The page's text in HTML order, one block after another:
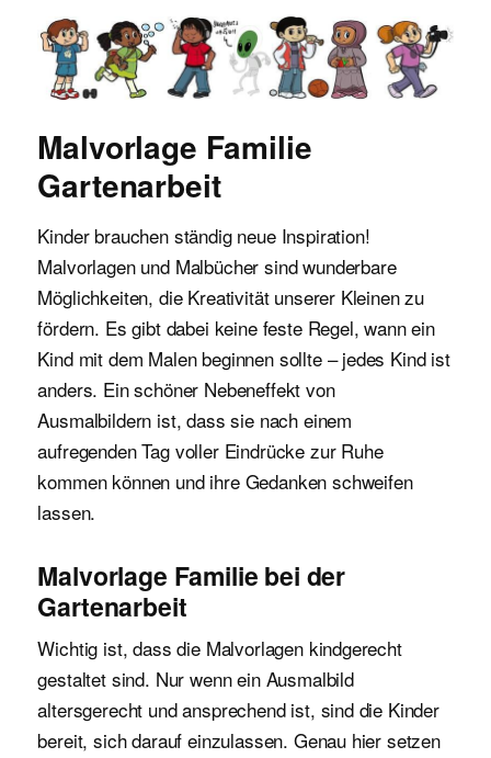
Malvorlagen für Kinder
Malvorlage Familie
Gartenarbeit
Kinder brauchen ständig neue Inspiration!
Malvorlagen und Malbücher sind wunderbare
Möglichkeiten, die Kreativität unserer Kleinen zu
fördern. Es gibt dabei keine feste Regel, wann ein
Kind mit dem Malen beginnen sollte – jedes Kind ist
anders. Ein schöner Nebeneffekt von
Ausmalbildern ist, dass sie nach einem
aufregenden Tag voller Eindrücke zur Ruhe
kommen können und ihre Gedanken schweifen
lassen.
Malvorlage Familie bei der
Gartenarbeit
Wichtig ist, dass die Malvorlagen kindgerecht
gestaltet sind. Nur wenn ein Ausmalbild
altersgerecht und ansprechend ist, sind die Kinder
bereit, sich darauf einzulassen. Genau hier setzen